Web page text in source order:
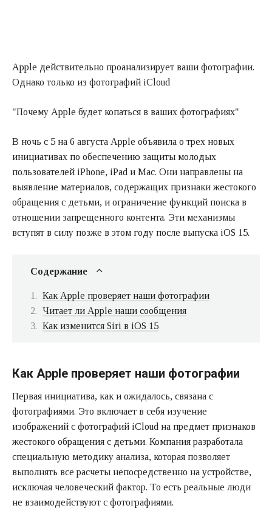
Apple действительно проанализирует ваши фотографии.
Однако только из фотографий iCloud
"Почему Apple будет копаться в ваших фотографиях"
В ночь с 5 на 6 августа Apple объявила о трех новых
инициативах по обеспечению защиты молодых
пользователей iPhone, iPad и Mac. Они направлены на
выявление материалов, содержащих признаки жестокого
обращения с детьми, и ограничение функций поиска в
отношении запрещенного контента. Эти механизмы
вступят в силу позже в этом году после выпуска iOS 15.
Содержание
Как Apple проверяет наши фотографии
Читает ли Apple наши сообщения
Как изменится Siri в iOS 15
Как Apple проверяет наши фотографии
Первая инициатива, как и ожидалось, связана с
фотографиями. Это включает в себя изучение
изображений с фотографий iCloud на предмет признаков
жестокого обращения с детьми. Компания разработала
специальную методику анализа, которая позволяет
выполнять все расчеты непосредственно на устройстве,
исключая человеческий фактор. То есть реальные люди
не взаимодействуют с фотографиями.